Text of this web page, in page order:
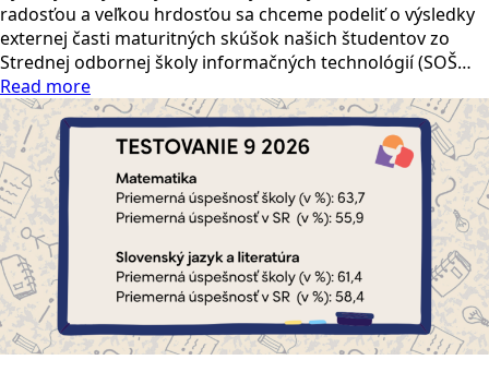
radosťou a veľkou hrdosťou sa chceme podeliť o výsledky
externej časti maturitných skúšok našich študentov zo
Strednej odbornej školy informačných technológií (SOŠ…
Read more